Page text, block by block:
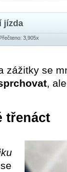
jízda
3,905x
zážitky se
,
třenáct